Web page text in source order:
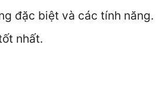
đặc biệt và các tính năng.
nhất.